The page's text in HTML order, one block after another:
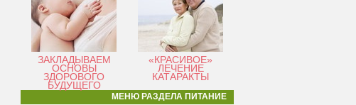
ЗАКЛАДЫВАЕМ
ОСНОВЫ
ЗДОРОВОГО
БУДУЩЕГО
«КРАСИВОЕ»
ЛЕЧЕНИЕ
КАТАРАКТЫ
МЕНЮ РАЗДЕЛА ПИТАНИЕ